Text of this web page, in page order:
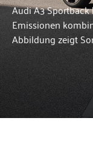
Audi A3 Sportback
Emissionen
Abbildung zeigt